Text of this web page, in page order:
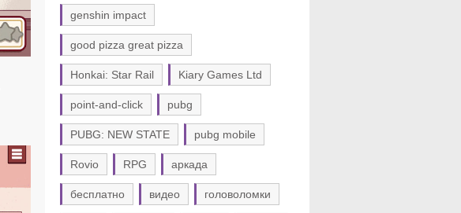
genshin impact
good pizza great pizza
Honkai: Star Rail Kiary Games Ltd
point-and-click pubg
PUBG: NEW STATE pubg mobile
Rovio RPG аркада
бесплатно видео головоломки